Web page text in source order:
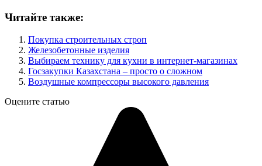
Читайте также:
Покупка строительных строп
Железобетонные изделия
Выбираем технику для кухни в интернет-магазинах
Госзакупки Казахстана – просто о сложном
Воздушные компрессоры высокого давления
Оцените статью